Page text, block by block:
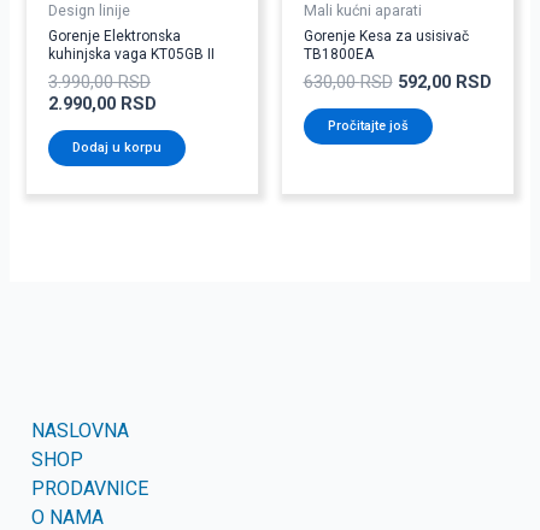
Design linije
Gorenje Elektronska
kuhinjska vaga KT05GB II
3.990,00RSD
2.990,00 RSD
Dodaj u korpu
Mali kućni aparati
Gorenje Kesa za usisivač
TB1800EA
630,00RSD 592,00 RSD
Pročitajte još
NASLOVNA
SHOP
PRODAVNICE
O NAMA